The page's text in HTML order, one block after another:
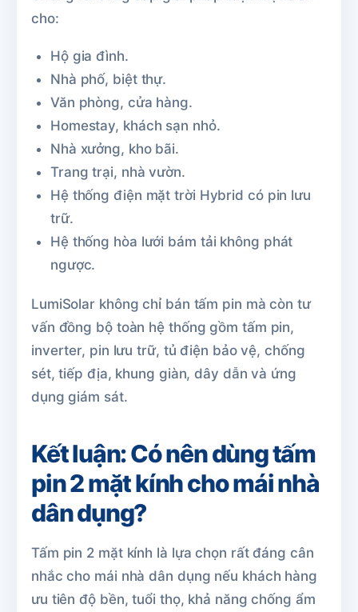
cho:
Hộ gia đình.
Nhà phố, biệt thự.
Văn phòng, cửa hàng.
Homestay, khách sạn nhỏ.
Nhà xưởng, kho bãi.
Trang trại, nhà vườn.
Hệ thống điện mặt trời Hybrid có pin lưu
trữ.
Hệ thống hòa lưới bám tải không phát
ngược.
LumiSolar không chỉ bán tấm pin mà còn tư
vấn đồng bộ toàn hệ thống gồm tấm pin,
inverter, pin lưu trữ, tủ điện bảo vệ, chống
sét, tiếp địa, khung giàn, dây dẫn và ứng
dụng giám sát.
Kết luận: Có nên dùng tấm
pin 2 mặt kính cho mái nhà
dân dụng?
Tấm pin 2 mặt kính là lựa chọn rất đáng cân
nhắc cho mái nhà dân dụng nếu khách hàng
ưu tiên độ bền, tuổi thọ, khả năng chống ẩm